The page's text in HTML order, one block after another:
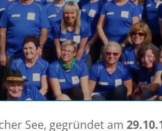
See, gegründet am